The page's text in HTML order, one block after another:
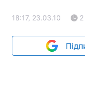
18:17, 23.03.10